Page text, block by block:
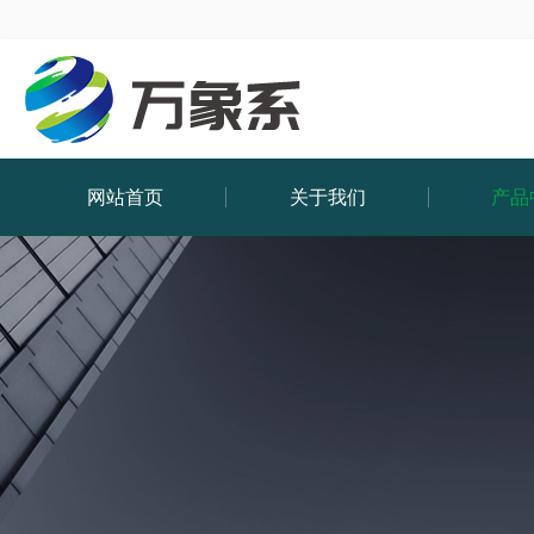
网站首页 关于我们 产品